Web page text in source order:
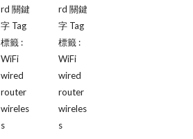
rd 關鍵
字 Tag
標籤 :
WiFi
wired
router
wireles
s
rd 關鍵
字 Tag
標籤 :
WiFi
wired
router
wireles
s